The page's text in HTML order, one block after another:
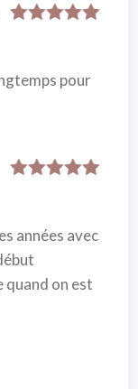
pour
années avec
quand on est